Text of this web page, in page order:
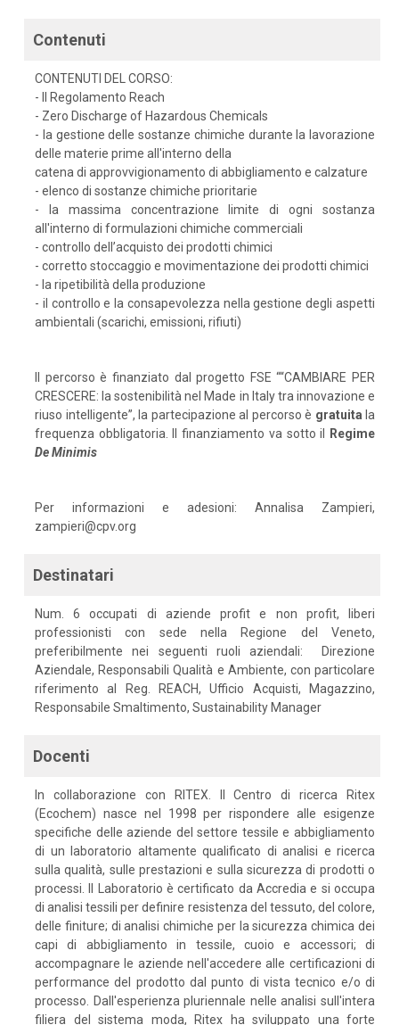
Contenuti
CONTENUTI DEL CORSO:
- Il Regolamento Reach
- Zero Discharge of Hazardous Chemicals
- la gestione delle sostanze chimiche durante la lavorazione
delle materie prime all'interno della
catena di approvvigionamento di abbigliamento e calzature
- elenco di sostanze chimiche prioritarie
- la massima concentrazione limite di ogni sostanza
all'interno di formulazioni chimiche commerciali
- controllo dell’acquisto dei prodotti chimici
- corretto stoccaggio e movimentazione dei prodotti chimici
- la ripetibilità della produzione
- il controllo e la consapevolezza nella gestione degli aspetti
ambientali (scarichi, emissioni, rifiuti)
Il percorso è finanziato dal progetto FSE ““CAMBIARE PER
CRESCERE: la sostenibilità nel Made in Italy tra innovazione e
riuso intelligente”, la partecipazione al percorso è gratuita la
frequenza obbligatoria. Il finanziamento va sotto il
Regime
DeMinimis
Per informazioni e adesioni: Annalisa Zampieri,
zampieri@cpv.org
Destinatari
Num. 6 occupati di aziende profit e non profit, liberi
professionisti con sede nella Regione del Veneto,
preferibilmente nei seguenti ruoli aziendali: Direzione
Aziendale, Responsabili Qualità e Ambiente, con particolare
riferimento al Reg. REACH, Ufficio Acquisti, Magazzino,
Responsabile Smaltimento, Sustainability Manager
Docenti
In collaborazione con RITEX. Il Centro di ricerca Ritex
(Ecochem) nasce nel 1998 per rispondere alle esigenze
specifiche delle aziende del settore tessile e abbigliamento
di un laboratorio altamente qualificato di analisi e ricerca
sulla qualità, sulle prestazioni e sulla sicurezza di prodotti o
processi. Il Laboratorio è certificato da Accredia e si occupa
di analisi tessili per definire resistenza del tessuto, del colore,
delle finiture; di analisi chimiche per la sicurezza chimica dei
capi di abbigliamento in tessile, cuoio e accessori; di
accompagnare le aziende nell'accedere alle certificazioni di
performance del prodotto dal punto di vista tecnico e/o di
processo. Dall'esperienza pluriennale nelle analisi sull'intera
filiera del sistema moda, Ritex ha sviluppato una forte